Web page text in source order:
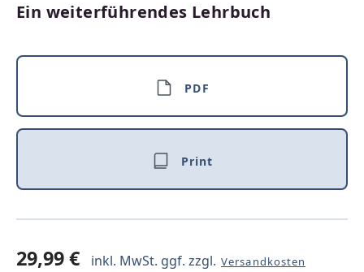
Ein weiterführendes Lehrbuch
PDF
Print
29,99 € inkl. MwSt. ggf. zzgl. Versandkosten